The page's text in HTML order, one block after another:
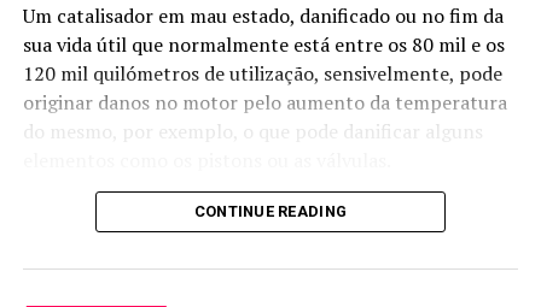
Um catalisador em mau estado, danificado ou no fim da
sua vida útil que normalmente está entre os 80 mil e os
120 mil quilómetros de utilização, sensivelmente, pode
originar danos no motor pelo aumento da temperatura
do mesmo, por exemplo, o que pode danificar alguns
Como tal é importante perceber se algo começa a não
estar atento a alguns fatores:
CONTINUE READING